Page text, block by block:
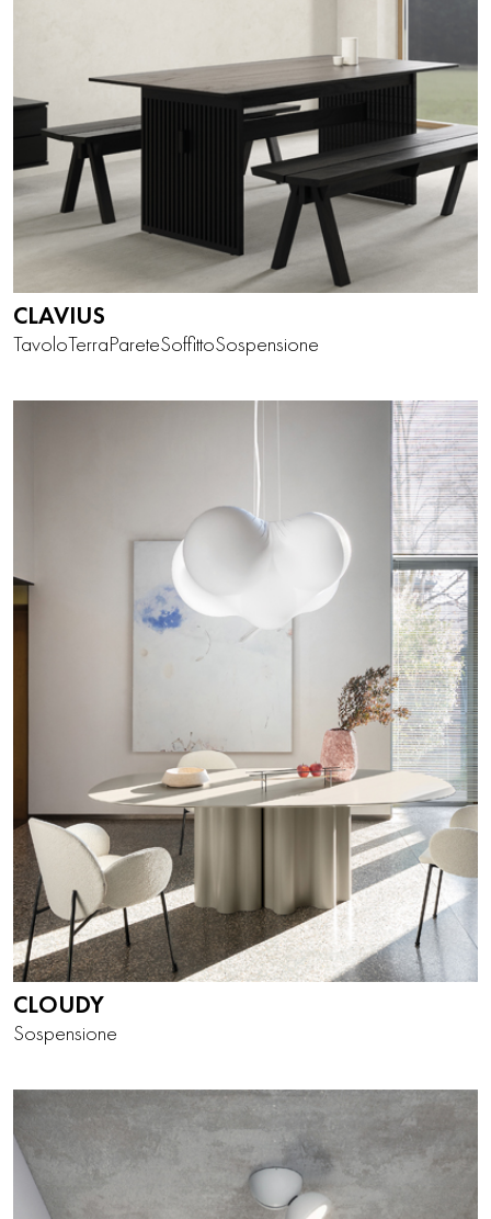
CLAVIUS
TavoloTerraPareteSoffittoSospensione
CLOUDY
Sospensione